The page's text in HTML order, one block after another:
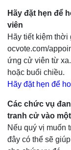
Hãy đặt hẹn để
viên
Hãy tiết kiệm thời
ocvote.com/
ứng cử viên từ
hoặc buổi chiều.
Hãy đặt hẹn để
Các chức vụ
tranh cử vào
Nếu quý vị muốn
đây có thể sẽ